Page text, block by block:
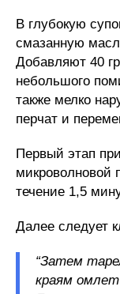
В глубокую
смазанную
Добавляют 40
небольшого
также мелко
перчат и
Первый этап
микроволновой
течение 1,5
Далее следует
“Затем
краям